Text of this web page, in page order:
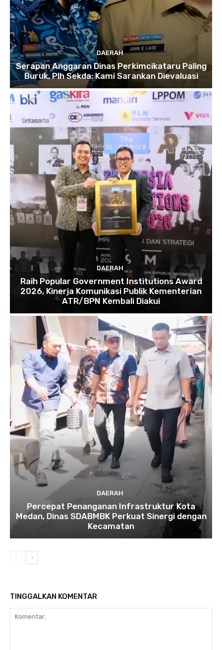
DAERAH
Serapan Anggaran Dinas Perkimcikataru Paling
Buruk, Plh Sekda: Kami Sarankan Dievaluasi
DAERAH
Raih Popular Government Institutions Award
2026, Kinerja Komunikasi Publik Kementerian
ATR/BPN Kembali Diakui
DAERAH
Percepat Penanganan Infrastruktur Kota
Medan, Dinas SDABMBK Perkuat Sinergi dengan
Kecamatan
TINGGALKAN KOMENTAR